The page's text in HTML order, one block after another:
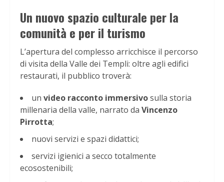
Un nuovo spazio culturale per la
comunità e per il turismo
L’apertura del complesso arricchisce il percorso
di visita della Valle dei Templi: oltre agli edifici
restaurati, il pubblico troverà:
un video racconto immersivosulla storia
millenaria della valle, narrato da Vincenzo
Pirrotta;
nuovi servizi e spazi didattici;
servizi igienici a secco totalmente
ecosostenibili;